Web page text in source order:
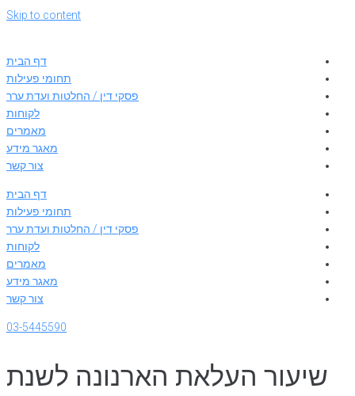
Skip to content
דף הבית
תחומי פעילות
פסקי דין / החלטות ועדת ערר
לקוחות
מאמרים
מאגר מידע
צור קשר
דף הבית
תחומי פעילות
פסקי דין / החלטות ועדת ערר
לקוחות
מאמרים
מאגר מידע
צור קשר
03-5445590
שיעור העלאת הארנונה לשנת